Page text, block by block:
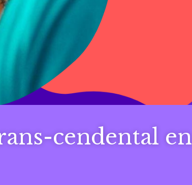
cendental en